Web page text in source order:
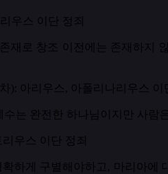
우스 이단 정죄
재로 창조 이전에는 존재하지
): 아리우스, 아폴리나리우스 이
수는 완전한 하나님이지만 사람
우스 이단 정죄
하게 구별해야하고 , 마리아에